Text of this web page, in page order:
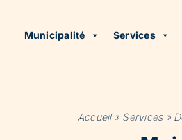
Municipalité Services
Accueil» Services»